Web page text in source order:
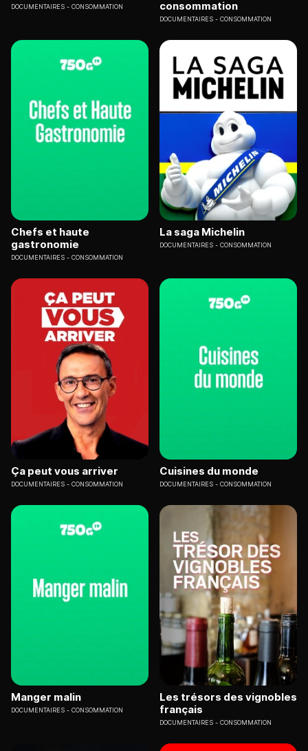
DOCUMENTAIRES CONSOMMATION consommation
DOCUMENTAIRES CONSOMMATION
Chefs et haute
gastronomie
DOCUMENTAIRES CONSOMMATION
La saga Michelin
DOCUMENTAIRES CONSOMMATION
Ça peut vous arriver
DOCUMENTAIRES CONSOMMATION
Cuisines du monde
DOCUMENTAIRES CONSOMMATION
Manger malin
DOCUMENTAIRES CONSOMMATION
Les trésors des vignobles
français
DOCUMENTAIRES CONSOMMATION